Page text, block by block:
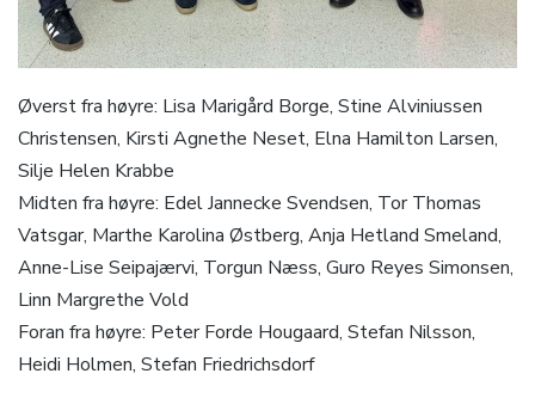
Øverst fra høyre: Lisa Marigård Borge, Stine Alviniussen
Christensen, Kirsti Agnethe Neset, Elna Hamilton Larsen,
Silje Helen Krabbe
Midten fra høyre: Edel Jannecke Svendsen, Tor Thomas
Vatsgar, Marthe Karolina Østberg, Anja Hetland Smeland,
Anne-Lise Seipajærvi, Torgun Næss, Guro Reyes Simonsen,
Linn Margrethe Vold
Foran fra høyre: Peter Forde Hougaard, Stefan Nilsson,
Heidi Holmen, Stefan Friedrichsdorf